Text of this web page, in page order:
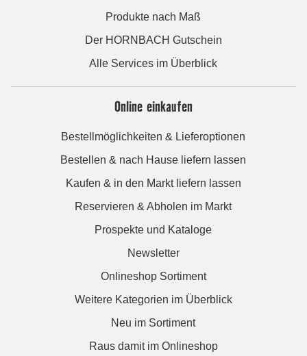
Produkte nach Maß
Der HORNBACH Gutschein
Alle Services im Überblick
Online einkaufen
Bestellmöglichkeiten & Lieferoptionen
Bestellen & nach Hause liefern lassen
Kaufen & in den Markt liefern lassen
Reservieren & Abholen im Markt
Prospekte und Kataloge
Newsletter
Onlineshop Sortiment
Weitere Kategorien im Überblick
Neu im Sortiment
Raus damit im Onlineshop